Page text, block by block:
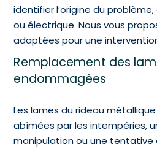
identifier l’origine du
ou électrique. Nous vous
adaptées pour une
Remplacement des
endommagées
Les lames du rideau
abîmées par les intempéries,
manipulation ou une tentative